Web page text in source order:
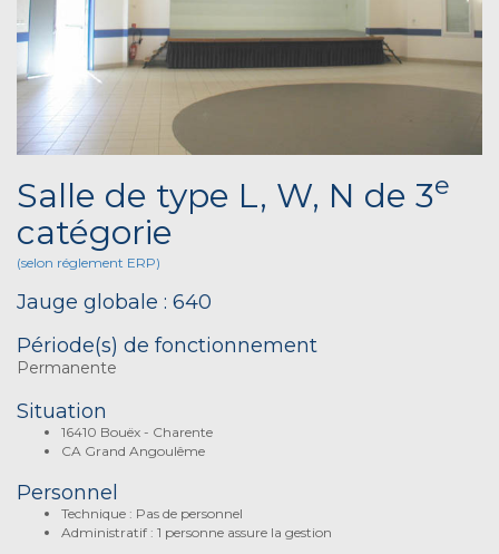
Salle de type L, W, N de 3e
catégorie
(selon réglement ERP)
Jauge globale : 640
Période(s) de fonctionnement
Permanente
Situation
16410 Bouëx - Charente
CA Grand Angoulême
Personnel
Technique : Pas de personnel
Administratif : 1 personne assure la gestion